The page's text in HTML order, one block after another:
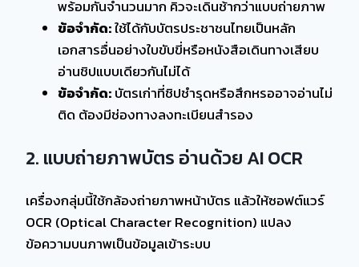
พร้อมกันจำนวนมาก คิวจะเดินช้ากว่าแบบถ่ายภาพ
ข้อจำกัด:ใช้ได้กับบัตรประชาชนไทยเป็นหลัก
เอกสารอื่นอย่างใบขับขี่หรือหนังสือเดินทางเสียบ
อ่านชิปแบบเดียวกันไม่ได้
ข้อจำกัด:บัตรเก่าที่ชิปชำรุดหรือสึกหรออาจอ่านไม่
ติด ต้องมีช่องทางลงทะเบียนสำรอง
2. แบบถ่ายภาพบัตร อ่านด้วย AI OCR
เครื่องกลุ่มนี้ใช้กล้องถ่ายภาพหน้าบัตร แล้วให้ซอฟต์แวร์
OCR (Optical Character Recognition) แปลง
ข้อความบนภาพเป็นข้อมูลเข้าระบบ